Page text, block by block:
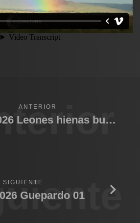
ANTERIOR
Kenia 2026 Leones hienas bufalo
SIGUIENTE
Guepardo 01